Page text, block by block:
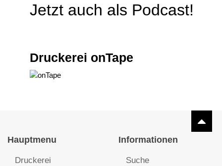
Jetzt auch als Podcast!
Druckerei onTape
Hauptmenu
Druckerei
Informationen
Suche